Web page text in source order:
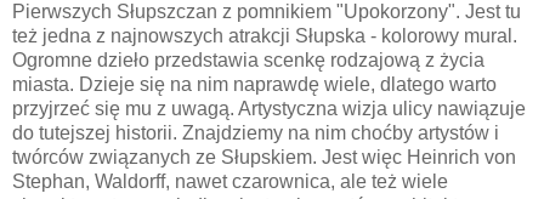
Pierwszych Słupszczan z pomnikiem "Upokorzony". Jest tu
też jedna z najnowszych atrakcji Słupska - kolorowy mural.
Ogromne dzieło przedstawia scenkę rodzajową z życia
miasta. Dzieje się na nim naprawdę wiele, dlatego warto
przyjrzeć się mu z uwagą. Artystyczna wizja ulicy nawiązuje
do tutejszej historii. Znajdziemy na nim choćby artystów i
twórców związanych ze Słupskiem. Jest więc Heinrich von
Stephan, Waldorff, nawet czarownica, ale też wiele